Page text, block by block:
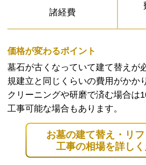
諸経費
価格が変わるポイント
墓石が古くなっていて建て替えが
規建立と同じくらいの費用がかか
クリーニングや研磨で済む場合は
工事可能な場合もあります。
お墓の建て替え・リ
工事の相場を詳し